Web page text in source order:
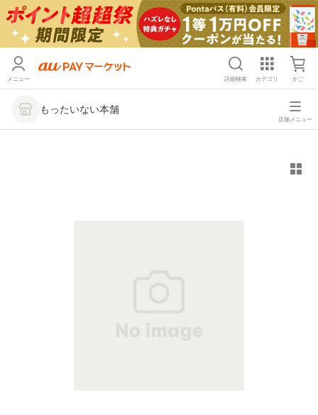
メニュー 詳細検索 カテゴリ かご
もったいない本舗
店舗メニュー